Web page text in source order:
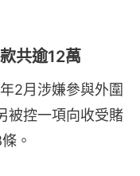
共逾12萬
2月涉嫌參與外圍
被控一項向收受賭
。